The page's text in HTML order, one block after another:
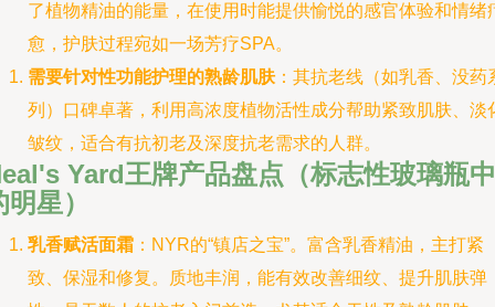
了植物精油的能量，在使用时能提供愉悦的感官体验和情绪
愈，护肤过程宛如一场芳疗SPA。
需要针对性功能护理的熟龄肌肤：其抗老线（如乳香、没药
列）口碑卓著，利用高浓度植物活性成分帮助紧致肌肤、淡
皱纹，适合有抗初老及深度抗老需求的人群。
Yard王牌产品盘点（标志性玻璃瓶中
明星）
乳香赋活面霜 ：NYR的“镇店之宝”。富含乳香精油，主打紧
致、保湿和修复。质地丰润，能有效改善细纹、提升肌肤弹